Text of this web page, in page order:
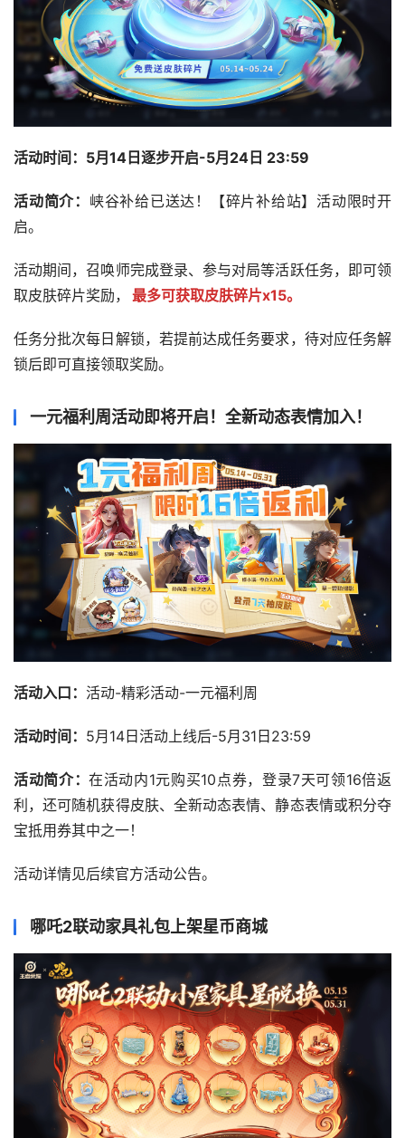
活动时间：5月14日逐步开启-5月24日 23:59
活动简介： 峡谷补给已送达！【碎片补给站】活动限时开
启。
活动期间，召唤师完成登录、参与对局等活跃任务，即可领
取皮肤碎片奖励，
最多可获取皮肤碎片x15。
任务分批次每日解锁，若提前达成任务要求，待对应任务解
锁后即可直接领取奖励。
一元福利周活动即将开启！全新动态表情加入！
活动入口： 活动-精彩活动-一元福利周
活动时间： 5月14日活动上线后-5月31日23:59
活动简介：在活动内1元购买10点券，登录7天可领16倍返
利，还可随机获得皮肤、全新动态表情、静态表情或积分夺
宝抵用券其中之一！
活动详情见后续官方活动公告。
哪吒2联动家具礼包上架星币商城